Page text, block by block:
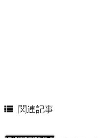
 関連記事